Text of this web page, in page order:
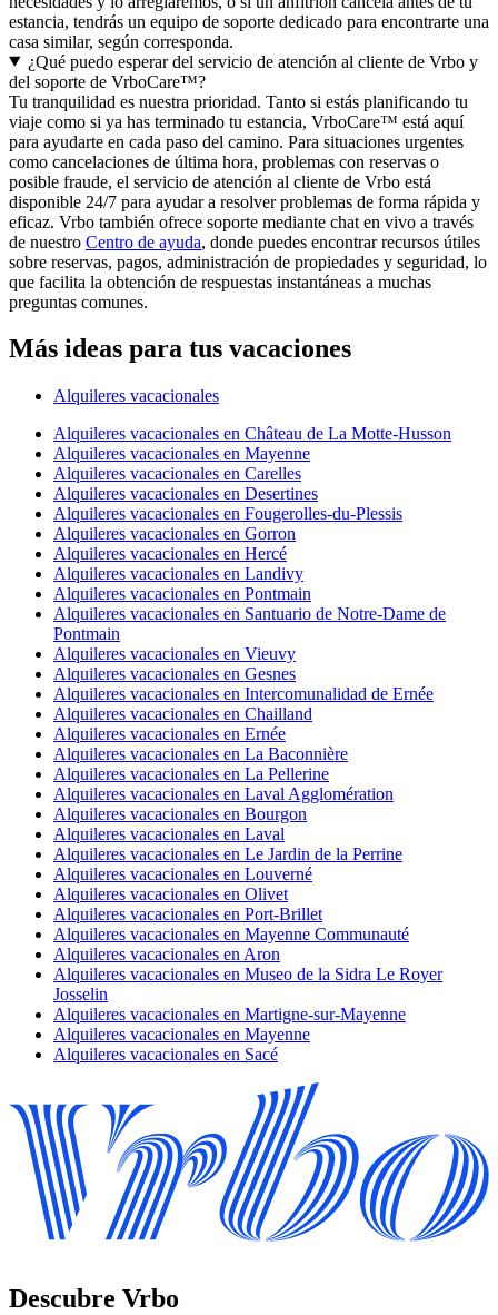
estancia, tendrás un equipo de soporte dedicado para encontrarte una
casa similar, según corresponda.
¿Qué puedo esperar del servicio de atención al cliente de Vrbo y
del soporte de VrboCare™?
Tu tranquilidad es nuestra prioridad. Tanto si estás planificando tu
viaje como si ya has terminado tu estancia, VrboCare™ está aquí
para ayudarte en cada paso del camino. Para situaciones urgentes
como cancelaciones de última hora, problemas con reservas o
posible fraude, el servicio de atención al cliente de Vrbo está
disponible 24/7 para ayudar a resolver problemas de forma rápida y
eficaz. Vrbo también ofrece soporte mediante chat en vivo a través
de nuestro Centro de ayuda, donde puedes encontrar recursos útiles
sobre reservas, pagos, administración de propiedades y seguridad, lo
que facilita la obtención de respuestas instantáneas a muchas
preguntas comunes.
Más ideas para tus vacaciones
Alquileres vacacionales
Alquileres vacacionales en Château de La Motte-Husson
Alquileres vacacionales en Mayenne
Alquileres vacacionales en Carelles
Alquileres vacacionales en Desertines
Alquileres vacacionales en Fougerolles-du-Plessis
Alquileres vacacionales en Gorron
Alquileres vacacionales en Hercé
Alquileres vacacionales en Landivy
Alquileres vacacionales en Pontmain
Alquileres vacacionales en Santuario de Notre-Dame de
Pontmain
Alquileres vacacionales en Vieuvy
Alquileres vacacionales en Gesnes
Alquileres vacacionales en Intercomunalidad de Ernée
Alquileres vacacionales en Chailland
Alquileres vacacionales en Ernée
Alquileres vacacionales en La Baconnière
Alquileres vacacionales en La Pellerine
Alquileres vacacionales en Laval Agglomération
Alquileres vacacionales en Bourgon
Alquileres vacacionales en Laval
Alquileres vacacionales en Le Jardin de la Perrine
Alquileres vacacionales en Louverné
Alquileres vacacionales en Olivet
Alquileres vacacionales en Port-Brillet
Alquileres vacacionales en Mayenne Communauté
Alquileres vacacionales en Aron
Alquileres vacacionales en Museo de la Sidra Le Royer
Josselin
Alquileres vacacionales en Martigne-sur-Mayenne
Alquileres vacacionales en Mayenne
Alquileres vacacionales en Sacé
Descubre Vrbo